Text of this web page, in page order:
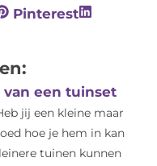
Pinterest
een tuinset
jij een kleine maar
hoe je hem in kan
tuinen kunnen